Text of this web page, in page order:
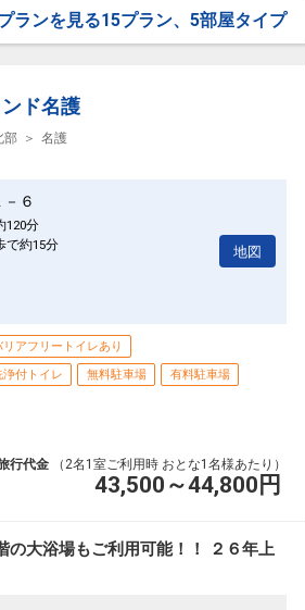
引は適用されません。
いただいた後表示される「空室照会結果確
サポートアイテムのご利用ＯＫ（数量限定／
不要でご利用ＯＫ（屋外プール：営業期間４
定メニュー）
ィとミネラルウォーターの補充のみとなり
ます
室タイプ・食事条件・プラン・氏名・人
引は適用されません。
いただいた後表示される「空室照会結果確
ます
室タイプ・食事条件・プラン・氏名・人
引は適用されません。
いただいた後表示される「空室照会結果確
不要でご利用ＯＫ（屋外プール：営業期間４
なる場合がございます。詳しくはホテルに
ランを見る15プラン、5部屋タイプ
ド名護
部 名護
６
120分
で約15分
地図
リアフリートイレあり
浄付トイレ 無料駐車場
有料駐車場
行代金 （2名1室ご利用時 おとな1名様あたり）
43,500～44,800 円
の大浴場もご利用可能！！ ２６年上